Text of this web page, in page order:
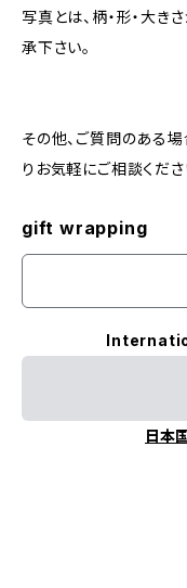
写真とは、柄・形・大
承下さい。
その他、ご質問のある場
りお気軽にご相談くださ
gift wrapping
日本